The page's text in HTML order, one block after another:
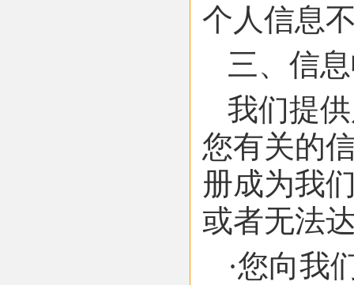
个人信息
三、信
我们提
您有关的
册成为我
或者无法
·您向我